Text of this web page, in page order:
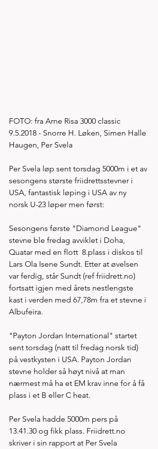
FOTO: fra Arne Risa 3000 classic
9.5.2018 - Snorre H. Løken, Simen Halle
Haugen, Per Svela
Per Svela løp sent torsdag 5000m i et av
sesongens største friidrettsstevner i
USA, fantastisk løping i USA av ny
norsk U-23 løper men først:
Sesongens første "Diamond League"
stevne ble fredag avviklet i Doha,
Quatar med en flott  8.plass i diskos til
Lars Ola Isene Sundt. Etter at øvelsen
var ferdig, står Sundt (ref friidrett.no)
fortsatt igjen med årets nestlengste
kast i verden med 67,78m fra et stevne i
Albufeira.
"Payton Jordan International" startet
sent torsdag (natt til fredag norsk tid)
på vestkysten i USA. Payton Jordan
stevne holder så høyt nivå at man
nærmest må ha et EM krav inne for å få
plass i et B eller C heat.
Per Svela hadde 5000m pers på
13.41.30 og fikk plass. Friidrett.no
skriver i sin rapport at Per Svela